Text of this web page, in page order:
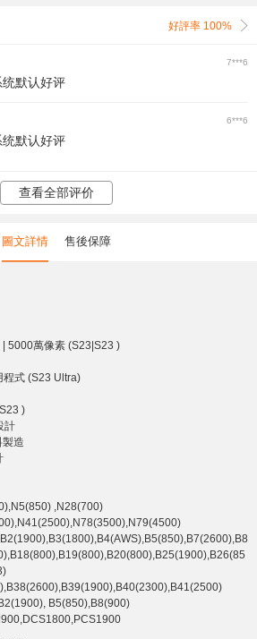
好評率 100%
7***6
默认好评
6***6
默认好评
查看全部评价
圖文詳情 售後保障
5000萬像素 (S23|S23 )
式 (S23 Ultra)
)
計
造
,N28(700)
B5(850),B8(900)